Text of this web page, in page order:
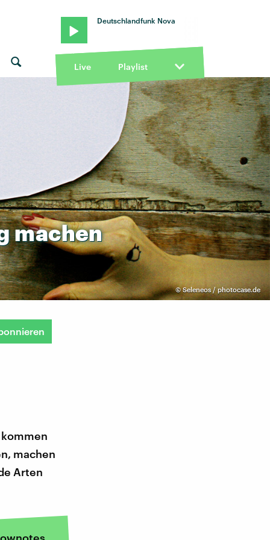
Deutschlandfunk Nova
Live Playlist
©Seleneos / photocase.de
machen
machen
Arten